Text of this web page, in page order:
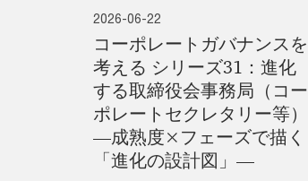
2026-06-22
コーポレートガバナンスを
考える シリーズ31：進化
する取締役会事務局（コー
ポレートセクレタリー等）
―成熟度×フェーズで描く
「進化の設計図」―